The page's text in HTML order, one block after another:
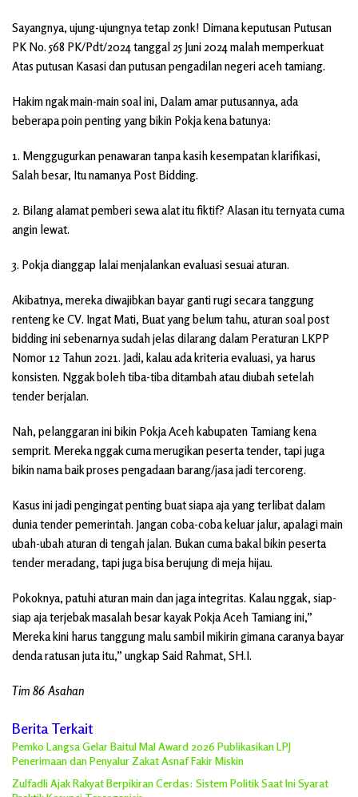
Sayangnya, ujung-ujungnya tetap zonk! Dimana keputusan Putusan
PK No. 568 PK/Pdt/2024 tanggal 25 Juni 2024 malah memperkuat
Atas putusan Kasasi dan putusan pengadilan negeri aceh tamiang.
Hakim ngak main-main soal ini, Dalam amar putusannya, ada
beberapa poin penting yang bikin Pokja kena batunya:
1. Menggugurkan penawaran tanpa kasih kesempatan klarifikasi,
Salah besar, Itu namanya Post Bidding.
2. Bilang alamat pemberi sewa alat itu fiktif? Alasan itu ternyata cuma
angin lewat.
3. Pokja dianggap lalai menjalankan evaluasi sesuai aturan.
Akibatnya, mereka diwajibkan bayar ganti rugi secara tanggung
renteng ke CV. Ingat Mati, Buat yang belum tahu, aturan soal post
bidding ini sebenarnya sudah jelas dilarang dalam Peraturan LKPP
Nomor 12 Tahun 2021. Jadi, kalau ada kriteria evaluasi, ya harus
konsisten. Nggak boleh tiba-tiba ditambah atau diubah setelah
tender berjalan.
Nah, pelanggaran ini bikin Pokja Aceh kabupaten Tamiang kena
semprit. Mereka nggak cuma merugikan peserta tender, tapi juga
bikin nama baik proses pengadaan barang/jasa jadi tercoreng.
Kasus ini jadi pengingat penting buat siapa aja yang terlibat dalam
dunia tender pemerintah. Jangan coba-coba keluar jalur, apalagi main
ubah-ubah aturan di tengah jalan. Bukan cuma bakal bikin peserta
tender meradang, tapi juga bisa berujung di meja hijau.
Pokoknya, patuhi aturan main dan jaga integritas. Kalau nggak, siap-
siap aja terjebak masalah besar kayak Pokja Aceh Tamiang ini,”
Mereka kini harus tanggung malu sambil mikirin gimana caranya bayar
denda ratusan juta itu,” ungkap Said Rahmat, SH.I.
Tim 86 Asahan
Berita Terkait
Pemko Langsa Gelar Baitul Mal Award 2026 Publikasikan LPJ
Penerimaan dan Penyalur Zakat Asnaf Fakir Miskin
Zulfadli Ajak Rakyat Berpikiran Cerdas: Sistem Politik Saat Ini Syarat